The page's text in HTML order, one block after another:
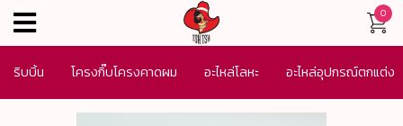
0
menu
ริบบิ้น โครงกิ๊บโครงคาดผม อะไหล่โลหะ อะไหล่อุปกรณ์ตกแต่ง